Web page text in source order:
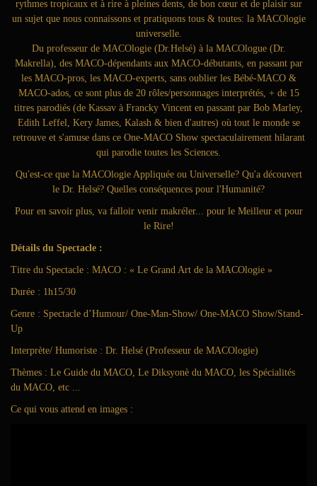
rythmes tropicaux et à rire à pleines dents, de bon cœur et de plaisir sur
un sujet que nous connaissons et pratiquons tous & toutes: la MACOlogie
universelle.
Du professeur de MACOlogie (Dr.Helsé) à la MACOlogue (Dr.
Makrella), des MACO-dépendants aux MACO-débutants, en passant par
les MACO-pros, les MACO-experts, sans oublier les Bébé-MACO &
MACO-ados, ce sont plus de 20 rôles/personnages interprétés, + de 15
titres parodiés (de Kassav à Francky Vincent en passant par Bob Marley,
Edith Leffel, Kery James, Kalash & bien d'autres) où tout le monde se
retrouve et s'amuse dans ce One-MACO Show spectaculairement hilarant
qui parodie toutes les Sciences.
Qu'est-ce que la MACOlogie Appliquée ou Universelle? Qu'a découvert
le Dr. Helsé? Quelles conséquences pour l'Humanité?
Pour en savoir plus, va falloir venir makréler... pour le Meilleur et pour
le Rire!
Détails du Spectacle :
Titre du Spectacle : MACO : « Le Grand Art de la MACOlogie »
Durée : 1h15/30
Genre : Spectacle d’Humour/ One-Man-Show/ One-MACO Show/Stand-
Up
Interprète/ Humoriste : Dr. Helsé (Professeur de MACOlogie)
Thèmes : Le Guide du MACO, Le Diksyonè du MACO, les Spécialités
du MACO, etc ...
Ce qui vous attend en images :